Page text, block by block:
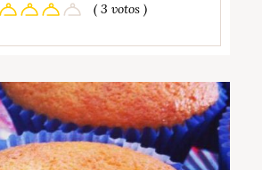
( 3 votos )